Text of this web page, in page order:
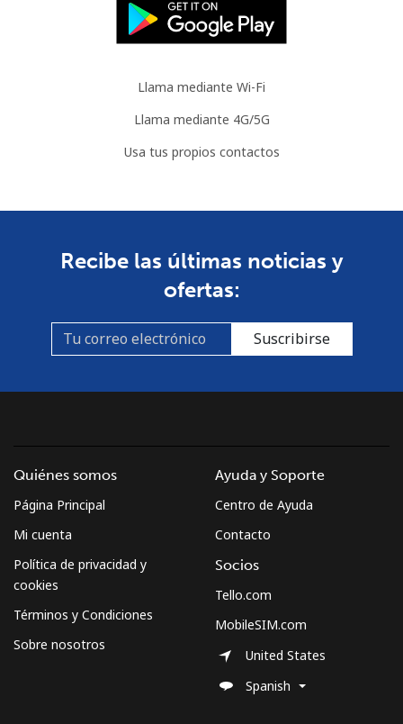
Llama mediante Wi-Fi
Llama mediante 4G/5G
Usa tus propios contactos
Recibe las últimas noticias y
ofertas:
Suscribirse
Quiénes somos
Página Principal
Mi cuenta
Política de privacidad y
cookies
Términos y Condiciones
Sobre nosotros
Ayuda y Soporte
Centro de Ayuda
Contacto
Socios
Tello.com
MobileSIM.com
United States
Spanish